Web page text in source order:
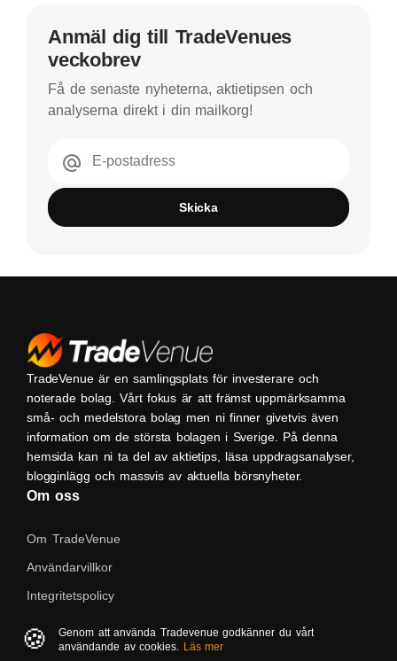
Anmäl dig till TradeVenues
veckobrev
Få de senaste nyheterna, aktietipsen och
analyserna direkt i din mailkorg!
E-postadress
Skicka
TradeVenue är en samlingsplats för investerare och
noterade bolag. Vårt fokus är att främst uppmärksamma
små- och medelstora bolag men ni finner givetvis även
information om de största bolagen i Sverige. På denna
hemsida kan ni ta del av aktietips, läsa uppdragsanalyser,
blogginlägg och massvis av aktuella börsnyheter.
Om oss
Om TradeVenue
Användarvillkor
Integritetspolicy
Native
🍪
Genom att använda Tradevenue godkänner du vårt
användande av cookies. Läs mer